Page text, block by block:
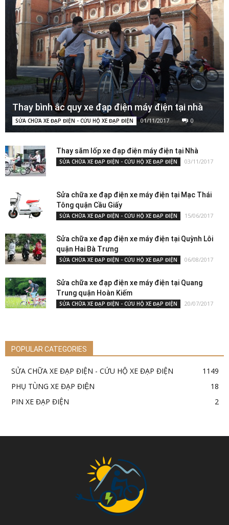
Thay bình ắc quy xe đạp điện máy điện tại nhà
SỬA CHỮA XE ĐẠP ĐIỆN - CỨU HỘ XE ĐẠP ĐIỆN 01/11/2017 0
Thay săm lốp xe đạp điện máy điện tại Nhà
SỬA CHỮA XE ĐẠP ĐIỆN - CỨU HỘ XE ĐẠP ĐIỆN 03/11/2017
Sửa chữa xe đạp điện xe máy điện tại Mạc Thái
Tông quận Cầu Giấy
SỬA CHỮA XE ĐẠP ĐIỆN - CỨU HỘ XE ĐẠP ĐIỆN 15/06/2017
Sửa chữa xe đạp điện xe máy điện tại Quỳnh Lôi
quận Hai Bà Trưng
SỬA CHỮA XE ĐẠP ĐIỆN - CỨU HỘ XE ĐẠP ĐIỆN 06/08/2017
Sửa chữa xe đạp điện xe máy điện tại Quang
Trung quận Hoàn Kiếm
SỬA CHỮA XE ĐẠP ĐIỆN - CỨU HỘ XE ĐẠP ĐIỆN 20/07/2017
POPULAR CATEGORIES
SỬA CHỮA XE ĐẠP ĐIỆN - CỨU HỘ XE ĐẠP ĐIỆN
1149
PHỤ TÙNG XE ĐẠP ĐIỆN
18
PIN XE ĐẠP ĐIỆN
2